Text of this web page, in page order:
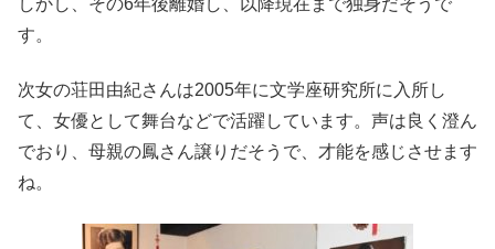
す。
次女の荘田由紀さんは2005年に文学座研究所に入所し
て、女優として舞台などで活躍しています。声は良く澄ん
でおり、母親の鳳さん譲りだそうで、才能を感じさせます
ね。